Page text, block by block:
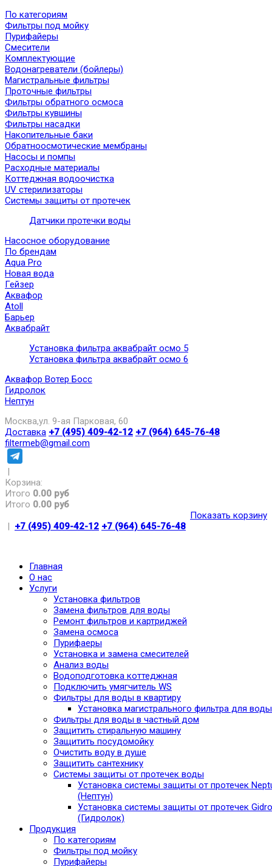
По категориям
Фильтры под мойку
Пурифайеры
Смесители
Комплектующие
Водонагреватели (бойлеры)
Магистральные фильтры
Проточные фильтры
Фильтры обратного осмоса
Фильтры кувшины
Фильтры насадки
Накопительные баки
Обратноосмотические мембраны
Насосы и помпы
Расходные материалы
Коттеджная водоочистка
UV стерилизаторы
Системы защиты от протечек
Датчики протечки воды
Насосное оборудование
По брендам
Aqua Pro
Новая вода
Гейзер
Аквафор
Atoll
Барьер
Аквабрайт
Установка фильтра аквабрайт осмо 5
Установка фильтра аквабрайт осмо 6
Аквафор Вотер Босс
Гидролок
Нептун
Москва,ул. 9-ая Парковая, 60
Доставка +7 (495) 409-42-12 +7 (964) 645-76-48
filtermeb@gmail.com
|
Корзина:
Итого 0.00 руб
Итого 0.00 руб
Показать корзину
| +7 (495) 409-42-12 +7 (964) 645-76-48
Главная
О нас
Услуги
Установка фильтров
Замена фильтров для воды
Ремонт фильтров и картриджей
Замена осмоса
Пурифаеры
Установка и замена смесителей
Анализ воды
Водоподготовка коттеджная
Подключить умягчитель WS
Фильтры для воды в квартиру
Установка магистрального фильтра для воды
Фильтры для воды в частный дом
Защитить стиральную машину
Защитить посудомойку
Очистить воду в душе
Защитить сантехнику
Системы защиты от протечек воды
Установка системы защиты от протечек
(Нептун)
Установка системы защиты от протечек
(Гидролок)
Продукция
По категориям
Фильтры под мойку
Пурифайеры